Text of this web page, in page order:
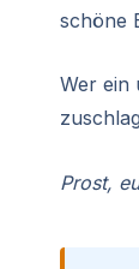
schöne
Wer ein
Prost,